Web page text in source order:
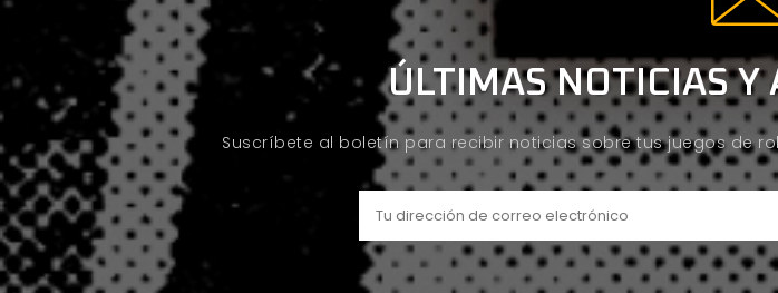
ÚLTIMAS NOTICIAS Y
Suscríbete al boletín para recibir noticias sobre tus juegos de